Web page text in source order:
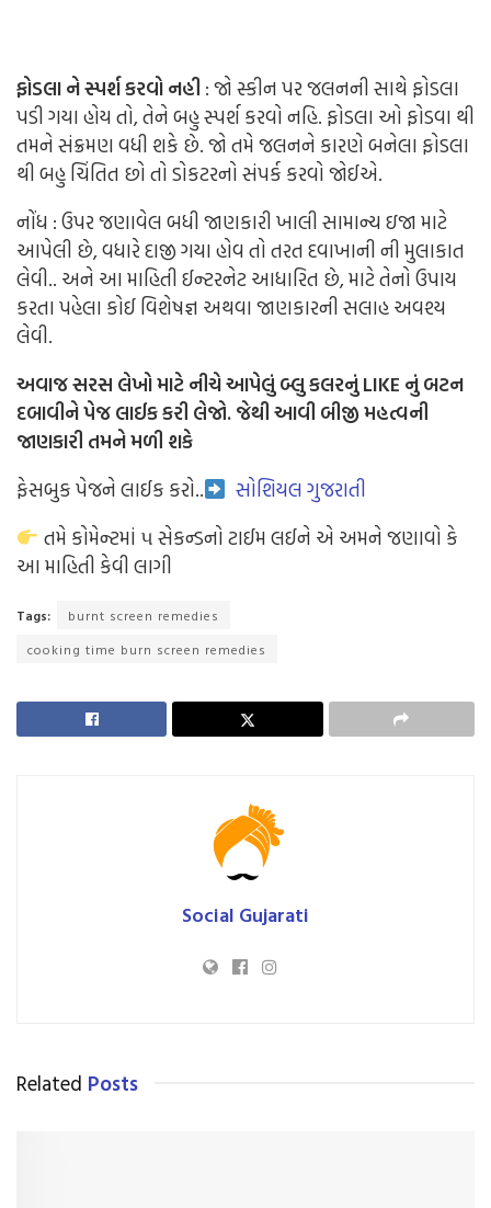
ફોડલા ને સ્પર્શ કરવો નહી :જો સ્કીન પર જલનની સાથે ફોડલા
પડી ગયા હોય તો, તેને બહુ સ્પર્શ કરવો નહિ. ફોડલા ઓ ફોડવા થી
તમને સંક્રમણ વધી શકે છે. જો તમે જલનને કારણે બનેલા ફોડલા
થી બહુ ચિંતિત છો તો ડોકટરનો સંપર્ક કરવો જોઈએ.
નોંધ : ઉપર જણાવેલ બધી જાણકારી ખાલી સામાન્ય ઇજા માટે
આપેલી છે, વધારે દાજી ગયા હોવ તો તરત દવાખાની ની મુલાકાત
લેવી.. અને આ માહિતી ઈન્ટરનેટ આધારિત છે, માટે તેનો ઉપાય
કરતા પહેલા કોઈ વિશેષજ્ઞ અથવા જાણકારની સલાહ અવશ્ય
લેવી.
અવાજ સરસ લેખો માટેનીચે આપેલું બ્લુ કલરનું LIKE નું બટન
દબાવીને પેજ લાઈક કરી લેજો. જેથી આવી બીજી મહત્વની
જાણકારી તમને મળી શકે
ફેસબુક પેજને લાઈક કરો..
સોશિયલ ગુજરાતી
તમે કોમેન્ટમાં ૫ સેકન્ડનો ટાઈમ લઈને એ અમને જણાવો કે
આ માહિતી કેવી લાગી
Tags:
burnt screen remedies
cooking time burn screen remedies
Social Gujarati
Related Posts